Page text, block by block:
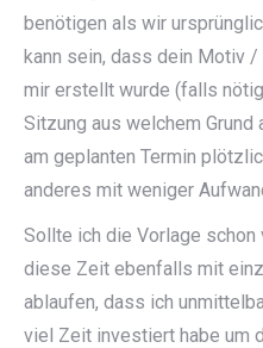
benötigen als wir
kann sein, dass dein Motiv
mir erstellt wurde (falls
Sitzung aus welchem Grund
am geplanten Termin
anderes mit weniger
Sollte ich die Vorlage
diese Zeit ebenfalls mit
ablaufen, dass ich
viel Zeit investiert habe um